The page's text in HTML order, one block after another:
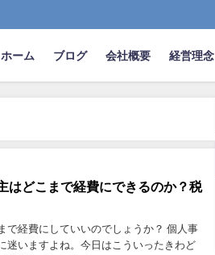
ホーム ブログ 会社概要 経営理念
どこまで経費にできるのか？税
で経費にしていいのでしょうか？ 個人事
迷いますよね。今日はこういったきわど